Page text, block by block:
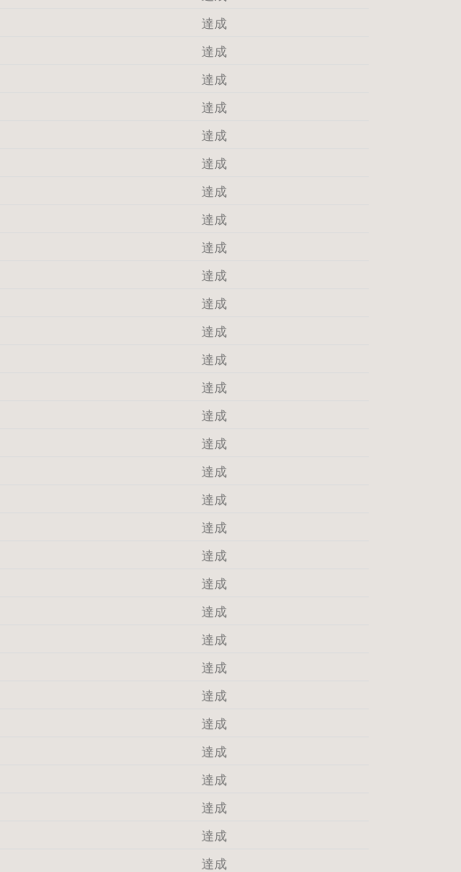
達成
達成
達成
達成
達成
達成
達成
達成
達成
達成
達成
達成
達成
達成
達成
達成
達成
達成
達成
達成
達成
達成
達成
達成
達成
達成
達成
達成
達成
達成
達成